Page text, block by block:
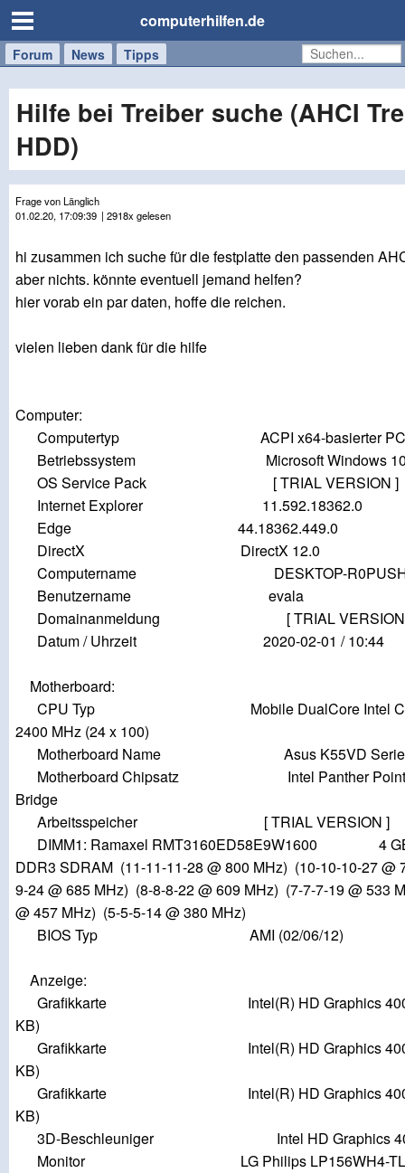
computerhilfen.de
Forum News Tipps
Handy
Tablet
Windows
Mac
Hilfe bei Treiber suche (AHCI
HDD)
Frage von Länglich
01.02.20, 17:09:39 | 2918x gelesen
hi zusammen ich suche für die festplatte den passenden
aber nichts. könnte eventuell jemand helfen?
hier vorab ein par daten, hoffe die reichen.
vielen lieben dank für die hilfe
Computer:
Computertyp ACPI x64-basierter PC
Betriebssystem Microsoft Windows 10
OS Service Pack [ TRIAL VERSION ]
Internet Explorer 11.592.18362.0
Edge 44.18362.449.0
DirectX DirectX 12.0
Computername DESKTOP-
Benutzername evala
Domainanmeldung [ TRIAL VERSION
Datum / Uhrzeit 2020-02-01 / 10:44
Motherboard:
CPU Typ Mobile DualCore Intel Core
2400 MHz (24 x 100)
Motherboard Name Asus K55VD Series
Motherboard Chipsatz Intel Panther Point
Bridge
Arbeitsspeicher [ TRIAL VERSION ]
DIMM1: Ramaxel RMT3160ED58E9W1600 4 GB
DDR3 SDRAM (11-11-11-28 @ 800 MHz) (10-10-10-27 @
9-24 @ 685 MHz) (8-8-8-22 @ 609 MHz) (7-7-7-19 @ 533
@ 457 MHz) (5-5-5-14 @ 380 MHz)
BIOS Typ AMI (02/06/12)
Anzeige:
Grafikkarte Intel(R) HD Graphics 4000
KB)
Grafikkarte Intel(R) HD Graphics 4000
KB)
Grafikkarte Intel(R) HD Graphics 4000
KB)
3D-Beschleuniger Intel HD Graphics
Monitor LG Philips LP156WH4-TLN2